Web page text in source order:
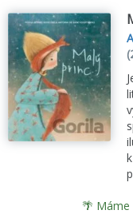
🌴 Máme